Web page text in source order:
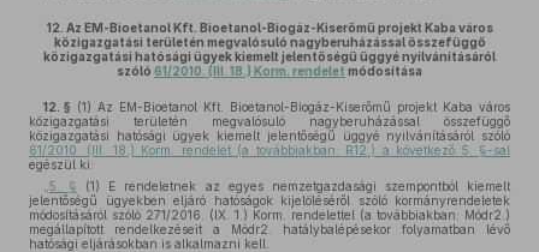
12. Az EM-Bioetanol Kft. Bioetanol-Biogáz-Kiserőmű projekt Kaba város
közigazgatási területén megvalósuló nagyberuházással összefüggő
közigazgatási hatósági ügyek kiemelt jelentőségű üggyé nyilvánításáról
szóló 61/2010. (III. 18.) Korm. rendelet módosítása
12. § (1) Az EM-Bioetanol Kft. Bioetanol-Biogáz-Kiserőmű projekt Kaba város
közigazgatási területén megvalósuló nagyberuházással összefüggő
közigazgatási hatósági ügyek kiemelt jelentőségű üggyé nyilvánításáról szóló
61/2010. (III. 18.) Korm. rendelet (a továbbiakban: R12.) a következő 5. §-sal
egészül ki:
5. § (1) E rendeletnek az egyes nemzetgazdasági szempontból kiemelt
jelentőségű ügyekben eljáró hatóságok kijelöléséről szóló kormányrendeletek
módosításáról szóló 271/2016. (IX. 1.) Korm. rendelettel (a továbbiakban: Módr2.)
megállapított rendelkezéseit a Módr2. hatálybalépésekor folyamatban lévő
hatósági eljárásokban is alkalmazni kell.